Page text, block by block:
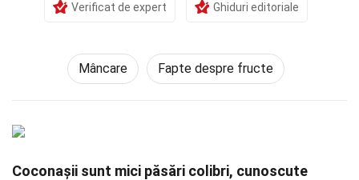
Verificat de expert Ghiduri editoriale
Mâncare Fapte despre fructe
Coconașii sunt mici păsări colibri, cunoscute